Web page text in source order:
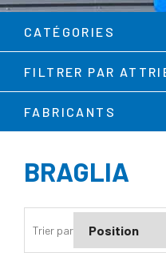
CATÉGORIES
FILTRER PAR
FABRICANTS
BRAGLIA
Trier par